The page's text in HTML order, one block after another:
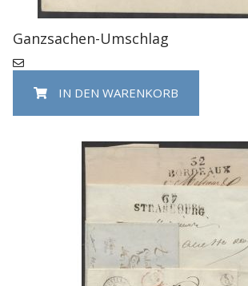
Ganzsachen-Umschlag
IN DEN WARENKORB